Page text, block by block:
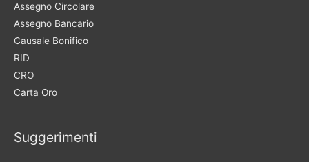
Assegno Circolare
Assegno Bancario
Causale Bonifico
RID
CRO
Carta Oro
Suggerimenti